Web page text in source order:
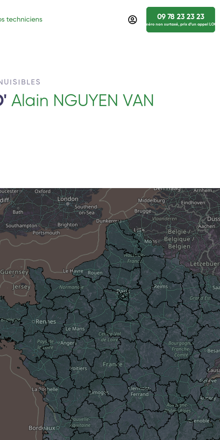
techniciens 09 78 23 23 23
numéro non surtaxé, prix d’un appel
Alain NGUYEN VAN